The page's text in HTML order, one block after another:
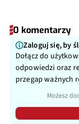
0 komentarzy
Zaloguj się, by
Dołącz do
odpowiedzi oraz
przegap ważnych
Możesz